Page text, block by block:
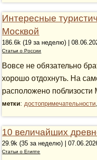
Интересные
Москвой
186.6k (19 за неделю) |
Статьи о России
Вовсе не обязательно
хорошо отдохнуть. На
расположено поблизости
метки:достопримечательности
10 величайших
29.9k (35 за неделю) |
Статьи о Египте